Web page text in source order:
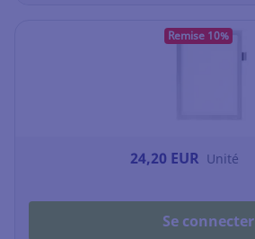
Remise 10%
24,20 EUR Unité
Se connecter